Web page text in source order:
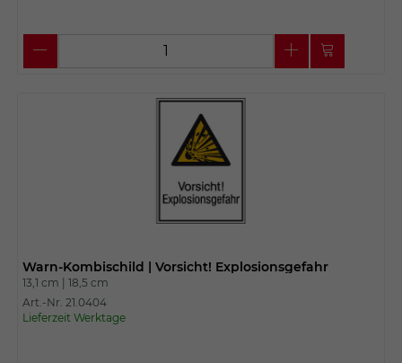
Warn-Kombischild | Vorsicht! Explosionsgefahr
13,1 cm | 18,5 cm
Art.-Nr. 21.0404
Lieferzeit Werktage